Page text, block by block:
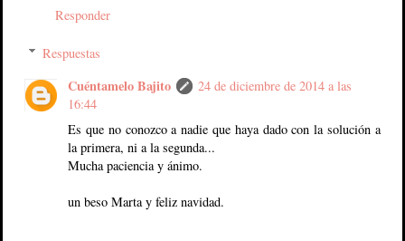
Responder
Respuestas
Cuéntamelo Bajito
24 de diciembre de 2014 a las
16:44
Es que no conozco a nadie que haya dado con la solución a
la primera, ni a la segunda...
Mucha paciencia y ánimo.
un beso Marta y feliz navidad.